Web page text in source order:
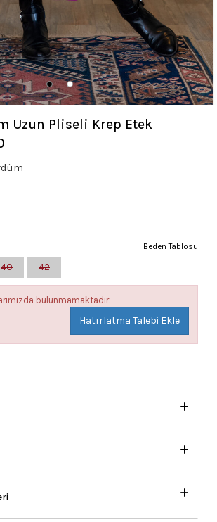
Uzun Pliseli Krep Etek
Beden Tablosu
40 42
bulunmamaktadır.
Hatırlatma Talebi Ekle